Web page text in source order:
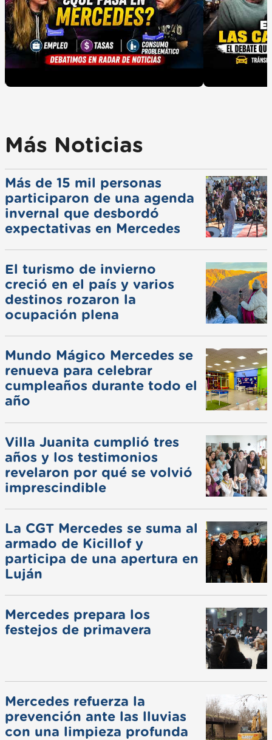
Más Noticias
Más de 15 mil personas
participaron de una agenda
invernal que desbordó
expectativas en Mercedes
El turismo de invierno
creció en el país y varios
destinos rozaron la
ocupación plena
Mundo Mágico Mercedes se
renueva para celebrar
cumpleaños durante todo el
año
Villa Juanita cumplió tres
años y los testimonios
revelaron por qué se volvió
imprescindible
La CGT Mercedes se suma al
armado de Kicillof y
participa de una apertura en
Luján
Mercedes prepara los
festejos de primavera
Mercedes refuerza la
prevención ante las lluvias
con una limpieza profunda